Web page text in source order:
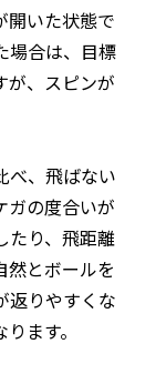
開いた状態で
場合は、目標
が、スピンが
べ、飛ばない
ガの度合いが
たり、飛距離
然とボールを
返りやすくな
ます。